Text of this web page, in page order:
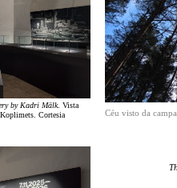
by Kadri Mälk. Vista
Cortesia
Céu visto da